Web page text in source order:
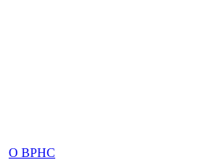
О ВРНС